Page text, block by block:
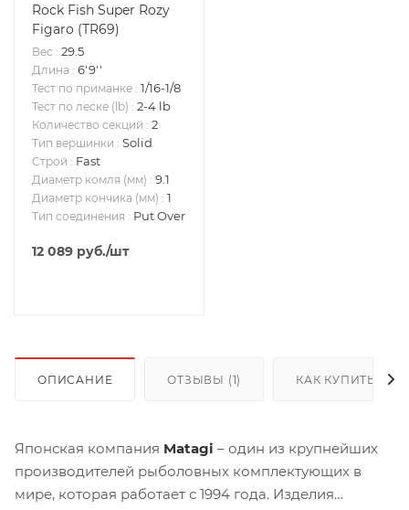
Rock Fish Super Rozy
Figaro (TR69)
Вес : 29.5
Длина : 6'9''
Тест по приманке : 1/16-1/8
Тест по леске (lb) : 2-4 lb
Количество секций : 2
Тип вершинки : Solid
Строй : Fast
Диаметр комля (мм) : 9.1
Диаметр кончика (мм) : 1
Тип соединения : Put Over
12 089 руб./шт
ОПИСАНИЕ ОТЗЫВЫ (1) КАК КУПИТЬ
Японская компания Matagi – один из крупнейших
производителей рыболовных комплектующих в
мире, которая работает с 1994 года. Изделия